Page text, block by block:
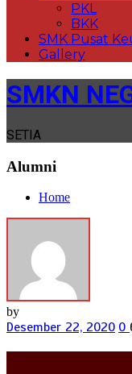
PKL
BKK
SMK Pusat
Gallery
SMKN
SETIA
Alumni
Home
by
Desember 22, 2020 0